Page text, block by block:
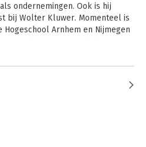
ondernemingen. Ook is hij
bij Wolter Kluwer. Momenteel is
Arnhem en Nijmegen
het opleiden van trainees bij een
Nino Adamo